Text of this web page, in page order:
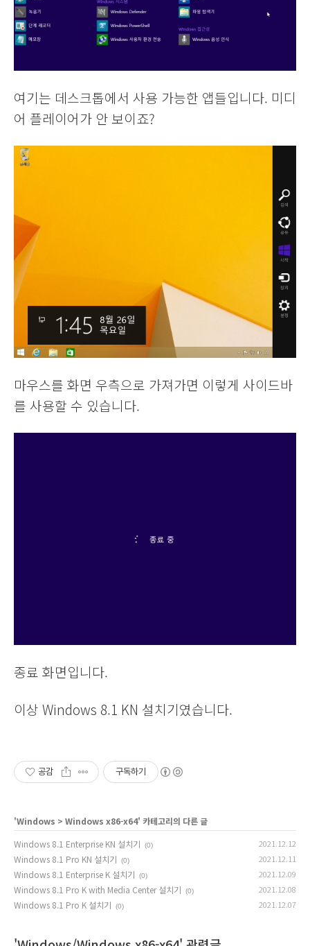
여기는 데스크톱에서 사용 가능한 앱들입니다. 미디
어 플레이어가 안 보이죠?
마우스를 화면 우측으로 가져가면 이렇게 사이드바
를 사용할 수 있습니다.
종료 화면입니다.
이상 Windows 8.1 KN 설치기였습니다.
공감 구독하기
'Windows > Windows x86-x64' 카테고리의 다른 글
Windows 8.1 Enterprise KN 설치기
(0) 2021.12.12
Windows 8.1 Pro KN 설치기 (0) 2021.12.11
Windows 8.1 Enterprise K 설치기 (0) 2021.12.09
Windows 8.1 Pro K with Media Center 설치기 (0) 2021.12.08
Windows 8.1 Pro K 설치기 (0) 2021.12.07